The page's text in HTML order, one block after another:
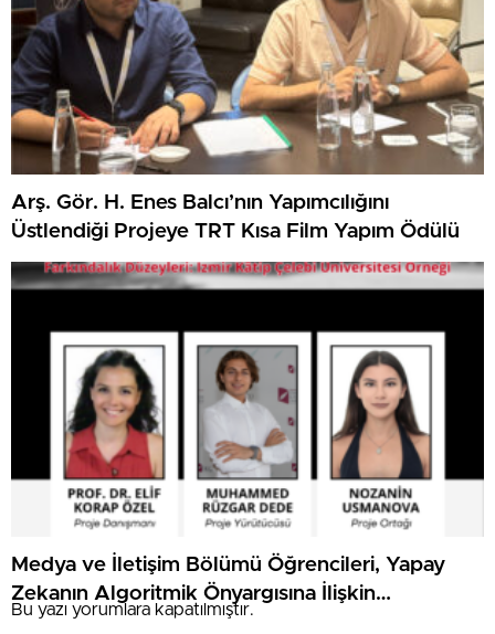
Arş. Gör. H. Enes Balcı’nın Yapımcılığını
Üstlendiği Projeye TRT Kısa Film Yapım Ödülü
Medya ve İletişim Bölümü Öğrencileri, Yapay
Zekanın Algoritmik Önyargısına İlişkin
Farkındalık Düzeylerini Araştıracak
Bu yazı yorumlara kapatılmıştır.